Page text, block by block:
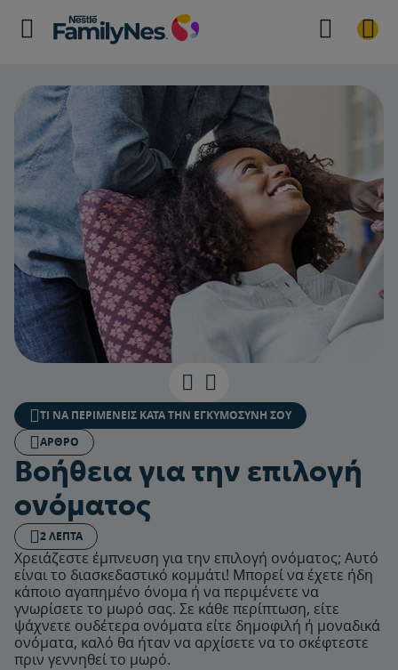
ΤΙ ΝΑ ΠΕΡΙΜΈΝΕΙΣ ΚΑΤΆ ΤΗΝ ΕΓΚΥΜΟΣΎΝΗ ΣΟΥ
ΆΡΘΡΟ
Βοήθεια για την επιλογή
ονόματος
2 ΛΕΠΤΆ
Χρειάζεστε έμπνευση για την επιλογή ονόματος; Αυτό
είναι το διασκεδαστικό κομμάτι! Μπορεί να έχετε ήδη
κάποιο αγαπημένο όνομα ή να περιμένετε να
γνωρίσετε το μωρό σας. Σε κάθε περίπτωση, είτε
ψάχνετε ουδέτερα ονόματα είτε δημοφιλή ή μοναδικά
ονόματα, καλό θα ήταν να αρχίσετε να το σκέφτεστε
πριν γεννηθεί το μωρό.